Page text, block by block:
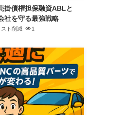
掛債権担保融資ABLと
社を守る最強戦略
ト削減 1